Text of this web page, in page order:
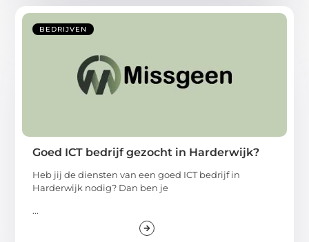
BEDRIJVEN
Goed ICT bedrijf gezocht in Harderwijk?
Heb jij de diensten van een goed ICT bedrijf in
Harderwijk nodig? Dan ben je
...